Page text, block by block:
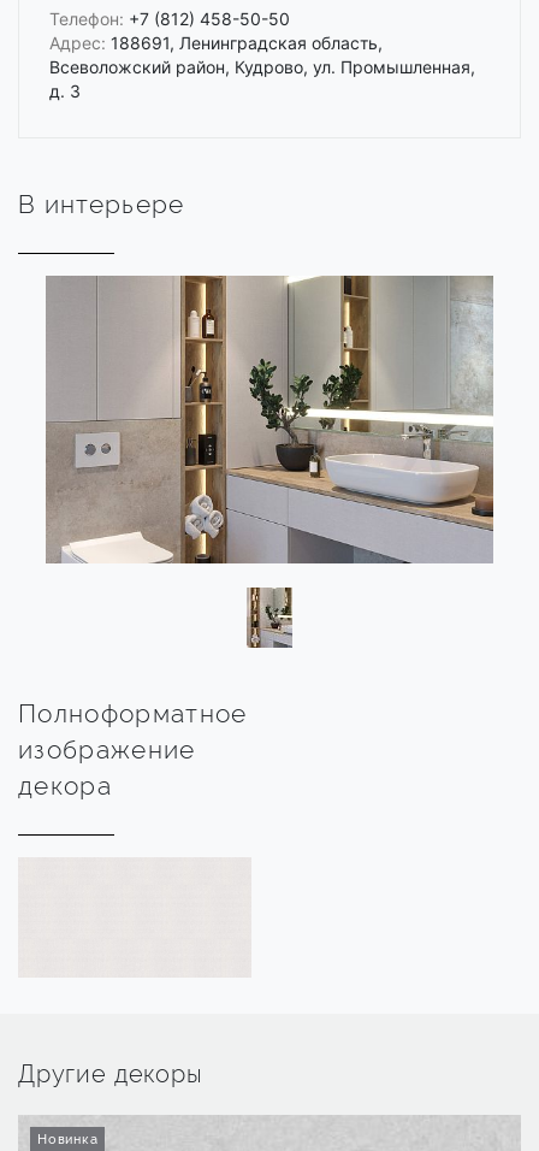
Телефон: +7 (812) 458-50-50
Адрес: 188691, Ленинградская область,
Всеволожский район, Кудрово, ул. Промышленная,
д. 3
В интерьере
Полноформатное
изображение
декора
Другие декоры
Новинка